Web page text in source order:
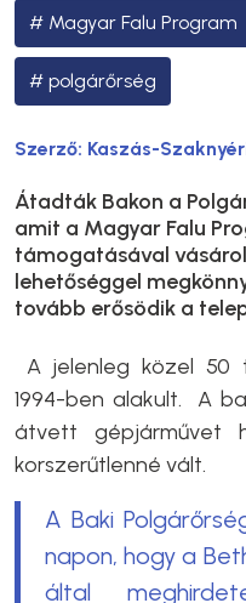
Magyar Falu Program
polgárőrség
Szerző: Kaszás-
Átadták Bakon a
amit a Magyar Falu
támogatásával
lehetőséggel
tovább erősödik a
A jelenleg közel 50
1994-ben alakult. A
átvett gépjárművet
korszerűtlenné vált.
A Baki
napon, hogy a
által